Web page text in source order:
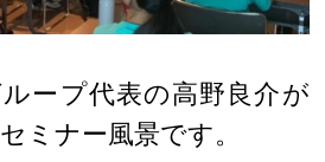
ープ代表の高野良介が
ミナー風景です。